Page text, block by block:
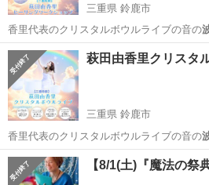
三重県 鈴鹿市
香里代表のクリスタルボウルライブの音の
グを贅沢に体感して…
三重 鈴鹿市 ワークショップ ク
萩田由香里クリスタ
三重県 鈴鹿市
香里代表のクリスタルボウルライブの音の
グを贅沢に体感して…
三重 鈴鹿市 ワークショップ ク
【8/1(土)『魔法の祭